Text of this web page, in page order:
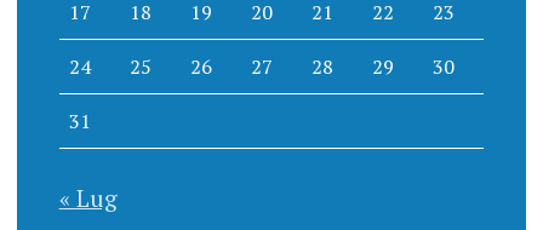
17 18 19 20 21 22 23
24 25 26 27 28 29 30
31
« Lug